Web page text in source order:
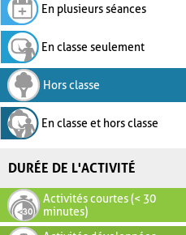
En plusieurs séances
En classe seulement
Hors classe
En classe et hors classe
DURÉE DE L'ACTIVITÉ
Activités courtes (< 30
minutes)